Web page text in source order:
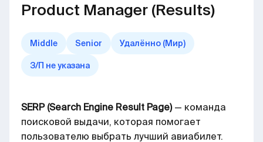
Product Manager (Results)
Middle Senior Удалённо (Мир)
З/П не указана
SERP (Search Engine Result Page)— команда
поисковой выдачи, которая помогает
пользователю выбрать лучший авиабилет.